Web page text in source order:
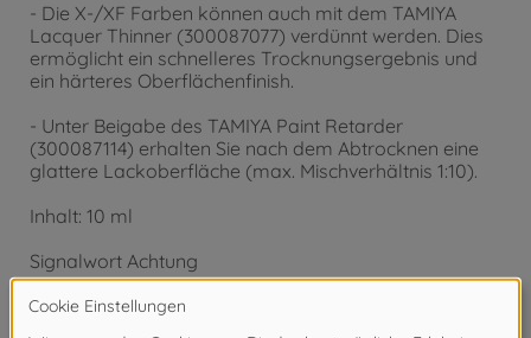
- Die X-/XF Farben können auch mit dem TAMIYA
Lacquer Thinner (300087077) verdünnt werden. Dies
ermöglicht ein schnelleres Trocknungsergebnis und
ein härteres Oberflächenfinish.
- Unter Beigabe des TAMIYA Paint Retarder
(300087114) erhalten Sie nach dem Abtrocknen eine
glattere Lackoberfläche (max. Mischverhältnis 1:10).
Inhalt: 10 ml
Signalwort Achtung
Gefahrenhinweise: